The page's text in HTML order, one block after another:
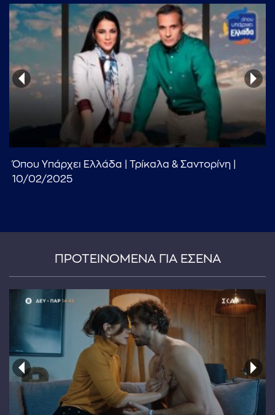
...πληκτρολογήστε κείμενο προς αναζήτηση
Όπου Υπάρχει Ελλάδα | Τρίκαλα & Σαντορίνη |
10/02/2025
ΠΡΟΤΕΙΝΟΜΕΝΑ ΓΙΑ ΕΣΕΝΑ